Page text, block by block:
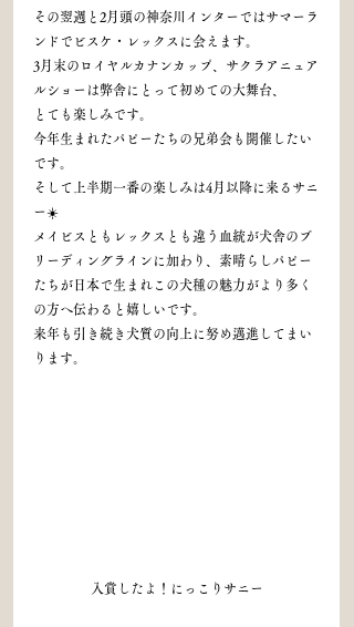
その翌週と2月頭の神奈川インターではサマーラ
ンドでビスケ・レックスに会えます。
3月末のロイヤルカナンカップ、サクラアニュア
ルショーは弊舎にとって初めての大舞台、
とても楽しみです。
今年生まれたパピーたちの兄弟会も開催したい
です。
そして上半期一番の楽しみは4月以降に来るサニ
ー☀️
メイビスともレックスとも違う血統が犬舎のブ
リーディングラインに加わり、素晴らしパピー
たちが日本で生まれこの犬種の魅力がより多く
の方へ伝わると嬉しいです。
来年も引き続き犬質の向上に努め邁進してまい
ります。
入賞したよ！にっこりサニー